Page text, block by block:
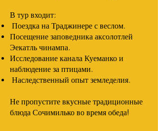
В тур входит:
Поездка на Траджинере с веслом.
Посещение заповедника аксолотлей
Эекатль чинампа.
Исследование канала Куеманко и
наблюдение за птицами.
Наследственный опыт земледелия.
Не пропустите вкусные традиционные
блюда Сочимилько во время обеда!